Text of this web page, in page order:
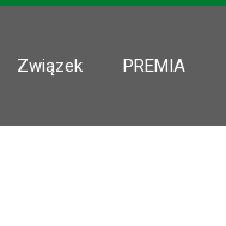
Związek PREMIA